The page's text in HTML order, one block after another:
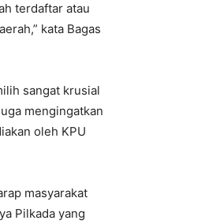
terdaftar atau
kata Bagas
sangat krusial
mengingatkan
oleh KPU
masyarakat
Pilkada yang